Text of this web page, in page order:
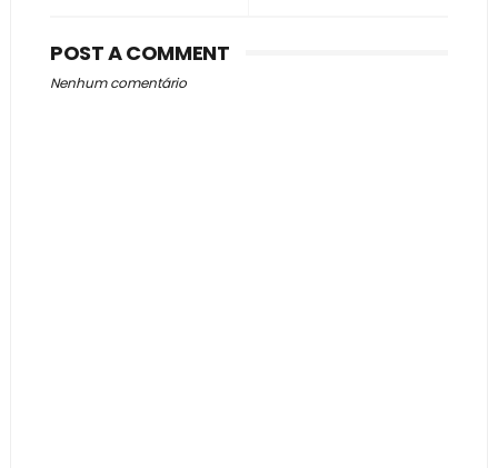
POST A COMMENT
Nenhum comentário